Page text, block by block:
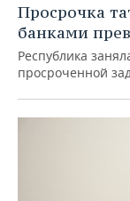
Просрочка
банками
Республика
просроченной